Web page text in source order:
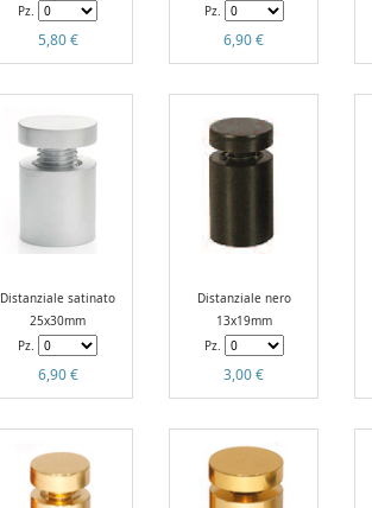
Pz.
5,80 €
Pz.
6,90 €
Distanziale satinato
25x30mm
Pz.
6,90 €
Distanziale nero
13x19mm
Pz.
3,00 €